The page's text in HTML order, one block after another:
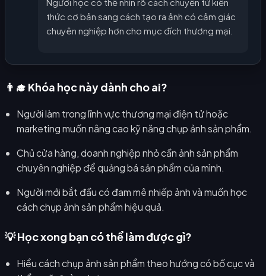
thức cơ bản sang cách tạo ra ảnh có cảm giác
chuyên nghiệp hơn cho mục đích thương mại.
👨‍🎓 Khóa học này dành cho ai?
Người làm trong lĩnh vực thương mại điện tử hoặc
marketing muốn nâng cao kỹ năng chụp ảnh sản phẩm.
Chủ cửa hàng, doanh nghiệp nhỏ cần ảnh sản phẩm
chuyên nghiệp để quảng bá sản phẩm của mình.
Người mới bắt đầu có đam mê nhiếp ảnh và muốn học
cách chụp ảnh sản phẩm hiệu quả.
💡 Học xong bạn có thể làm được gì?
Hiểu cách chụp ảnh sản phẩm theo hướng có bố cục và